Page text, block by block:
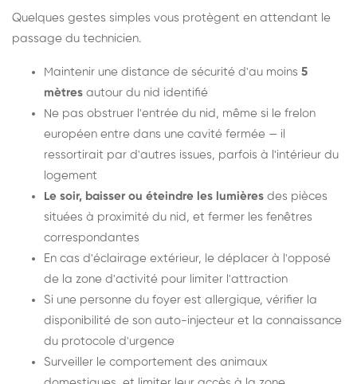
Quelques gestes simples vous protègent en attendant le
passage du technicien.
Maintenir une distance de sécurité d'au moins 5
mètres autour du nid identifié
Ne pas obstruer l'entrée du nid, même si le frelon
européen entre dans une cavité fermée — il
ressortirait par d'autres issues, parfois à l'intérieur du
logement
Le soir, baisser ou éteindre les lumières des pièces
situées à proximité du nid, et fermer les fenêtres
correspondantes
En cas d'éclairage extérieur, le déplacer à l'opposé
de la zone d'activité pour limiter l'attraction
Si une personne du foyer est allergique, vérifier la
disponibilité de son auto-injecteur et la connaissance
du protocole d'urgence
Surveiller le comportement des animaux